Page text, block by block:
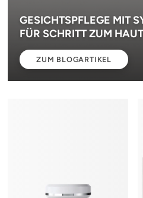
GESICHTSPFLEGE MIT
FÜR SCHRITT ZUM
ZUM BLOGARTIKEL